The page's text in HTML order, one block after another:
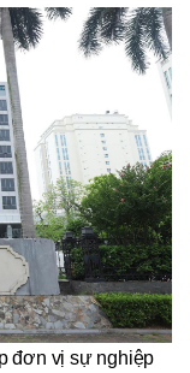
đơn vị sự nghiệp